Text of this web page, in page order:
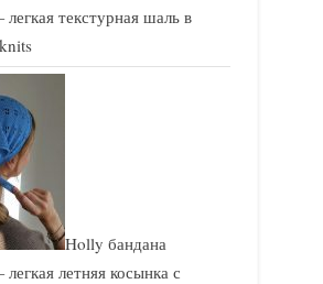
текстурная шаль в
Holly бандана
летняя косынка с